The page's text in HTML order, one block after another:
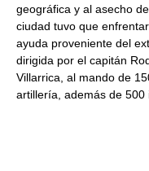
geográfica y al asecho
ciudad tuvo que
ayuda proveniente del
dirigida por el capitán
Villarrica, al mando de
artillería, además de 500